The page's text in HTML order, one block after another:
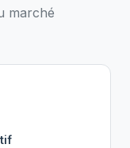
marché